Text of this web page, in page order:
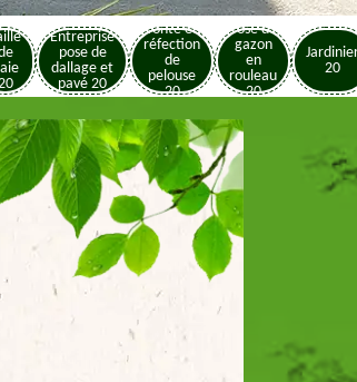
Entreprise
pose de
dallage et
pavé 20
Tonte et
réfection
de
pelouse
20
Pose de
gazon
en
rouleau
20
20